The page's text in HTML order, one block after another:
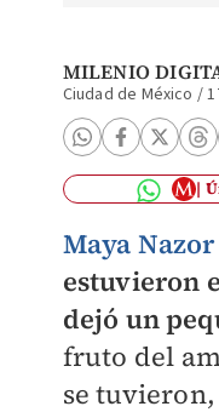
MILENIO
Ciudad de México /
Maya
estuvieron
dejó un
fruto del
se